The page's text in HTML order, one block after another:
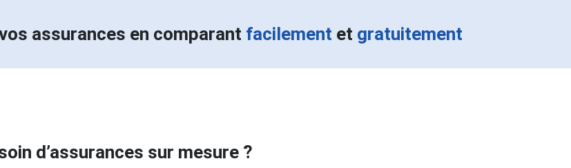
assurances en comparant facilement et gratuitement
d’assurances sur mesure ?